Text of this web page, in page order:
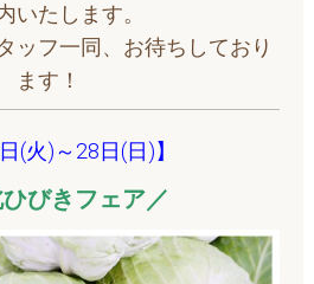
いたします。
ッフ一同、お待ちしており
ます！
(火)～28日(日)】
びきフェア／